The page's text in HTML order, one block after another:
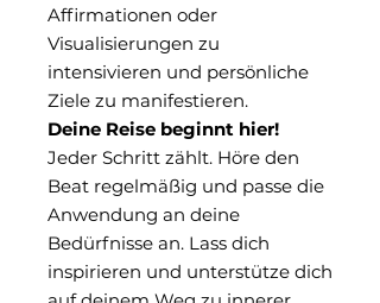
Affirmationen oder
Visualisierungen zu
intensivieren und persönliche
Ziele zu manifestieren.
Deine Reise beginnt hier!
Jeder Schritt zählt. Höre den
Beat regelmäßig und passe die
Anwendung an deine
Bedürfnisse an. Lass dich
inspirieren und unterstütze dich